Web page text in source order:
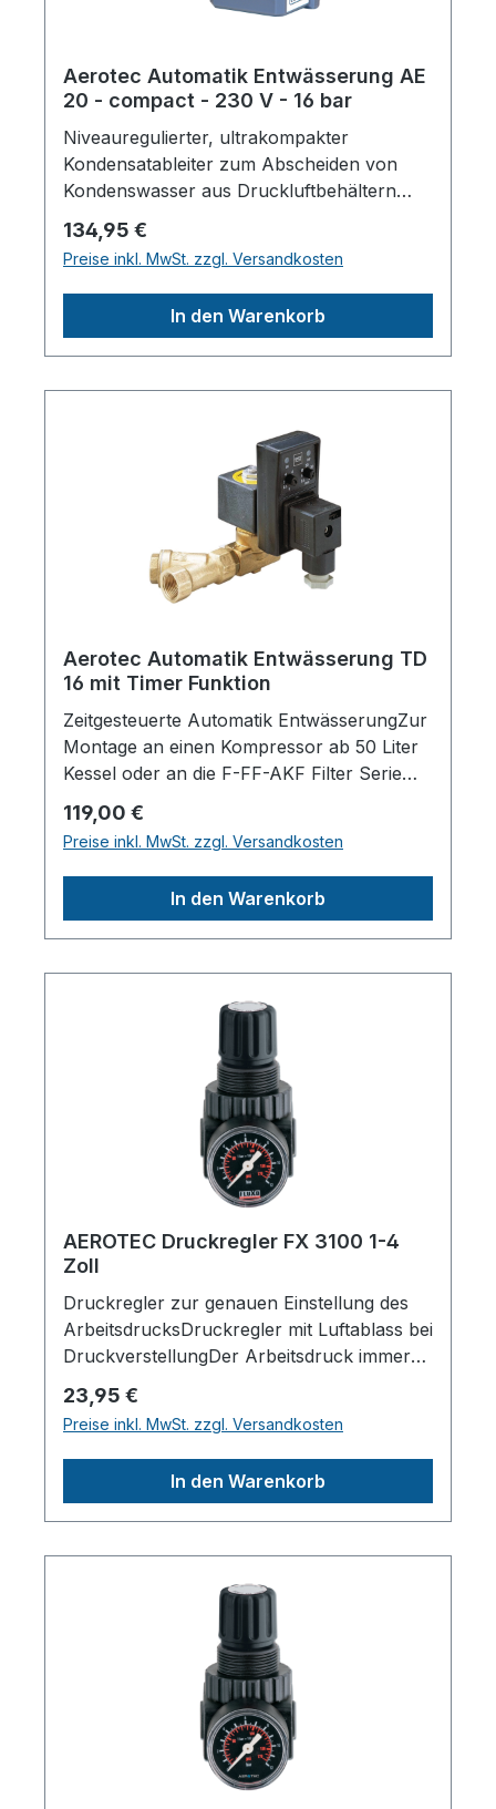
Aerotec Automatik Entwässerung AE
20 - compact - 230 V - 16 bar
Niveauregulierter, ultrakompakter
Kondensatableiter zum Abscheiden von
Kondenswasser aus Druckluftbehältern
WasserablassZur Montage an einen
Kompressor ab 50 Liter Kessel oder an die
F-FF-AKF Filter Serie geeignetBis 10 m³
AbleitleistungKorrosionsbeständiges
16barSchutzartIP65Kondensatzulauf1/2
IG"Länge (Produkt) ca.100mmBreite/Tiefe
(Produkt) ca.180mmHöhe (Produkt)
ca.100mmGewicht (Netto)
ca.0.52kgAnschlussspannung230VNetzfreq
uenz50HzHerstellerpro)SALES GmbH,
AEROTEC KompressorenFerdinand-
Regulärer Preis:
134,95 €
Preise inkl. MwSt. zzgl. Versandkosten
In den Warenkorb
Aerotec Automatik Entwässerung TD
16 mit Timer Funktion
Zeitgesteuerte Automatik EntwässerungZur
Montage an einen Kompressor ab 50 Liter
Kessel oder an die F-FF-AKF Filter Serie
Daten:Betriebsdruck0 -
16barKondensatzulauf1/2 IG"Länge
(Produkt) ca.185mmBreite/Tiefe (Produkt)
ca.105mmHöhe (Produkt) ca.55mmGewicht
AEROTEC KompressorenFerdinand-
Deutschlandinfo@aerotec.info
Regulärer Preis:
119,00 €
Preise inkl. MwSt. zzgl. Versandkosten
In den Warenkorb
AEROTEC Druckregler FX 3100 1-4
Zoll
Druckregler zur genauen Einstellung des
ArbeitsdrucksDruckregler mit Luftablass bei
DruckverstellungDer Arbeitsdruck immer
Lieferumfang enthaltenFür jeden
Kompressor
passendLieferumfang:ManometerTechnisch
ca.230mmBreite/Tiefe (Produkt)
(Netto) ca.0.25kgHerstellerpro)SALES
GmbH, AEROTEC
KompressorenFerdinand-Porsche-Str. 16,
63500 Seligenstadt,
Deutschlandinfo@aerotec.info
Regulärer Preis:
23,95 €
Preise inkl. MwSt. zzgl. Versandkosten
In den Warenkorb